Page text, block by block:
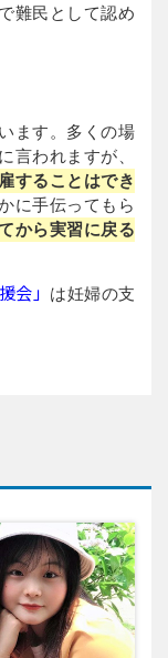
難民として認め
ます。多くの場
言われますが、
することはでき
に手伝ってもら
から実習に戻る
会」 は妊婦の支